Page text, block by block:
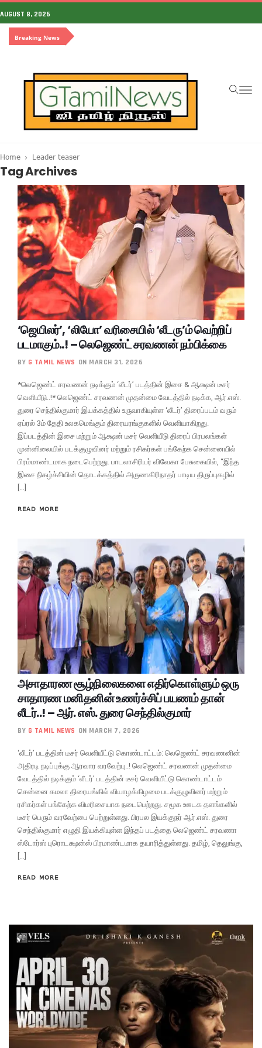
AUGUST 8, 2026
Breaking News
Home Leader teaser
Tag Archives
‘ஜெயிலர்’, ‘லியோ’ வரிசையில் ‘லீடரு’ம் வெற்றிப்
படமாகும்..! – லெஜெண்ட் சரவணன் நம்பிக்கை
BY G TAMIL NEWS ON MARCH 31, 2026
*லெஜெண்ட் சரவணன் நடிக்கும் ‘லீடர்’ படத்தின் இசை & ஆக்ஷ‌ன் டீசர்
வெளியீடு..!* லெஜெண்ட் சரவணன் முதன்மை வேடத்தில் நடிக்க, ஆர்.எஸ்.
துரை செந்தில்குமார் இயக்கத்தில் உருவாகியுள்ள ‘லீடர்’ திரைப்படம் வரும்
ஏப்ரல் 3ம் தேதி உலகமெங்கும் திரையரங்குகளில் வெளியாகிறது.
இப்படத்தின் இசை மற்றும் ஆக்ஷ‌ன் டீசர் வெளியீடு திரைப் பிரபலங்கள்
முன்னிலையில் படக்குழுவினர் மற்றும் ரசிகர்கள் பங்கேற்க சென்னையில்
பிரம்மாண்டமாக‌ நடைபெற்றது. பாடலாசிரியர் விவேகா பேசுகையில், “இந்த
இசை நிகழ்ச்சியின் தொடக்கத்தில் அருணகிரிநாதர் பாடிய திருப்புகழில்
[…]
READ MORE
அசாதாரண சூழ்நிலைகளை எதிர்கொள்ளும் ஒரு
சாதாரண மனிதனின் உணர்ச்சிப் பயணம் தான்
லீடர்..! – ஆர். எஸ். துரை செந்தில்குமார்
BY G TAMIL NEWS ON MARCH 7, 2026
‘லீடர்’ படத்தின் டீசர் வெளியீட்டு கொண்டாட்டம்: லெஜெண்ட் சரவணனின்
அதிரடி நடிப்புக்கு ஆரவார வரவேற்பு..! லெஜெண்ட் சரவணன் முதன்மை
வேடத்தில் நடிக்கும் ‘லீடர்’ படத்தின் டீசர் வெளியீட்டு கொண்டாட்டம்
சென்னை கமலா திரையங்கில் வியாழக்கிழமை படக்குழுவினர் மற்றும்
ரசிகர்கள் பங்கேற்க விமரிசையாக நடைபெற்றது. சமூக ஊடக தளங்களில்
டீசர் பெரும் வரவேற்பை பெற்றுள்ளது. பிரபல இயக்குநர் ஆர்.எஸ். துரை
செந்தில்குமார் எழுதி இயக்கியுள்ள இந்தப் படத்தை லெஜெண்ட் சரவணா
ஸ்டோர்ஸ் புரொடக்ஷன்ஸ் பிரமாண்டமாக தயாரித்துள்ளது. தமிழ், தெலுங்கு,
[…]
READ MORE